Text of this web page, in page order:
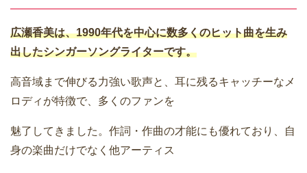
広瀬香美は、1990年代を中心に数多くのヒット曲を生み
出したシンガーソングライターです。
高音域まで伸びる力強い歌声と、耳に残るキャッチーなメ
ロディが特徴で、多くのファンを
魅了してきました。作詞・作曲の才能にも優れており、自
身の楽曲だけでなく他アーティス